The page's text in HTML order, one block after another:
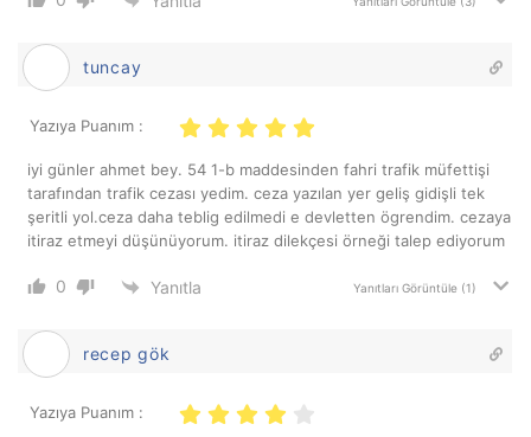
tuncay
Yazıya Puanım :
iyi günler ahmet bey. 54 1-b maddesinden fahri trafik müfettişi
tarafından trafik cezası yedim. ceza yazılan yer geliş gidişli tek
şeritli yol.ceza daha teblig edilmedi e devletten ögrendim. cezaya
itiraz etmeyi düşünüyorum. itiraz dilekçesi örneği talep ediyorum
0 Yanıtla Yanıtları Görüntüle (1)
recep gök
Yazıya Puanım :